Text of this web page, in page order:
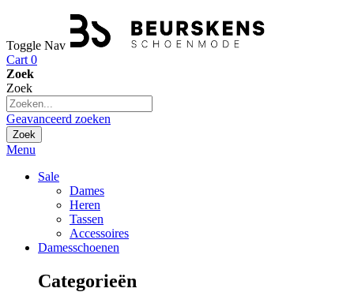
Toggle Nav
Cart 0
Zoek
Zoek
Geavanceerd zoeken
Zoek
Menu
Sale
Dames
Heren
Tassen
Accessoires
Damesschoenen
Categorieën